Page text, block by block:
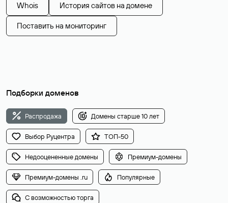
Whois История сайтов на домене
Поставить на мониторинг
Подборки доменов
Распродажа Домены старше 10 лет
Выбор Руцентра ТОП-50
Недооцененные домены Премиум-домены
Премиум-домены .ru Популярные
С возможностью торга